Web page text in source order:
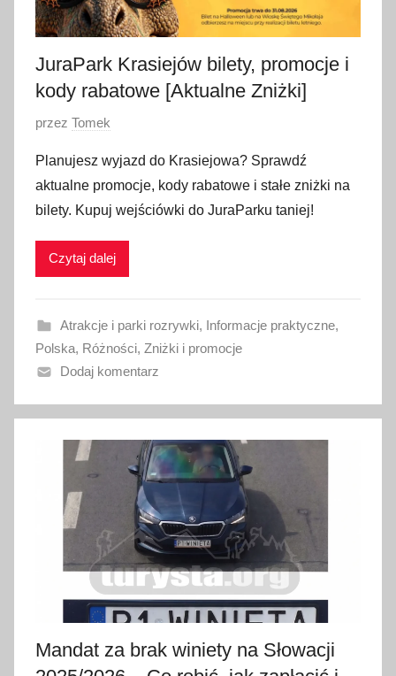
2
0
2
JuraPark Krasiejów bilety, promocje i
kody rabatowe [Aktualne Zniżki]
O
u
b
l
i
a
n
o
s
2
przez Tomek
Planujesz wyjazd do Krasiejowa? Sprawdź
aktualne promocje, kody rabatowe i stałe zniżki na
bilety. Kupuj wejściówki do JuraParku taniej!
Czytaj dalej
Atrakcje i parki rozrywki, Informacje praktyczne,
Polska, Różności, Zniżki i promocje
Dodaj komentarz
Mandat za brak winiety na Słowacji